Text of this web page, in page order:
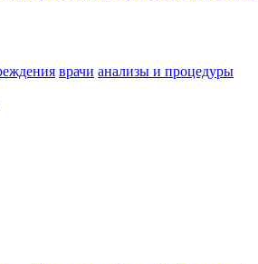
врачи анализы и процедуры